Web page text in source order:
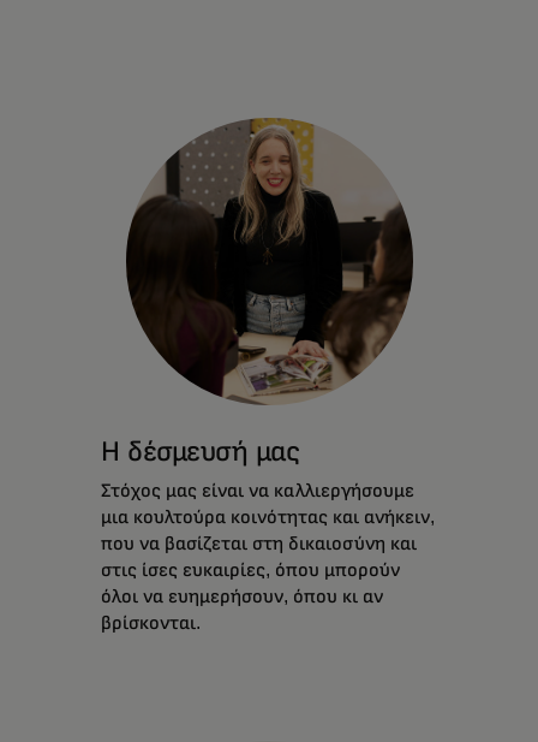
Η δέσμευσή μας
Στόχος μας είναι να καλλιεργήσουμε
μια κουλτούρα κοινότητας και ανήκειν,
που να βασίζεται στη δικαιοσύνη και
στις ίσες ευκαιρίες, όπου μπορούν
όλοι να ευημερήσουν, όπου κι αν
βρίσκονται.